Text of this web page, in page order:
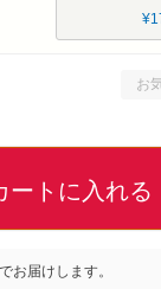
¥
お
ートに入れる
でお届けします。